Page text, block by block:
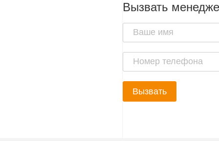
Вызвать
Вызвать